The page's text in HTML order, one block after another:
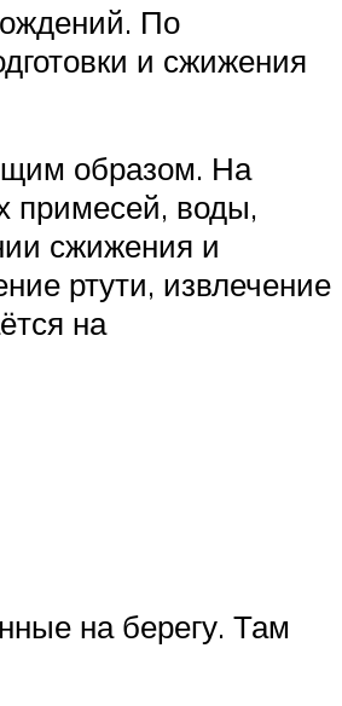
По
и сжижения
образом. На
примесей, воды,
сжижения и
ртути, извлечение
на
на берегу. Там